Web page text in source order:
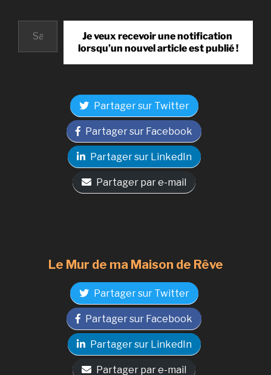
Saisissez votre adresse e-mail…
Je veux recevoir une notification
lorsqu’un nouvel article est publié !
Partager sur Twitter
Partager sur Facebook
Partager sur LinkedIn
Partager par e-mail
Le Mur de ma Maison de Rêve
Partager sur Twitter
Partager sur Facebook
Partager sur LinkedIn
Partager par e-mail